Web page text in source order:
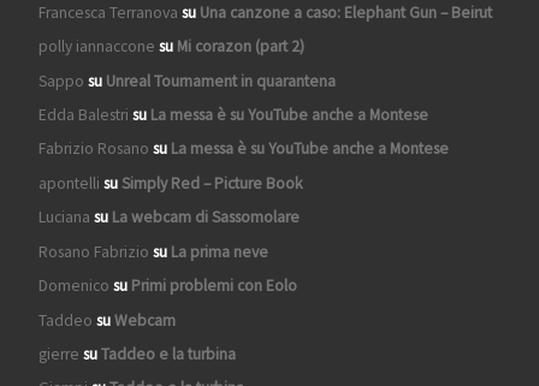
Francesca Terranova su Una canzone a caso: Elephant Gun – Beirut
polly iannaccone su Mi corazon (part 2)
Sappo su Unreal Tournament in quarantena
Edda Balestri su La messa è su YouTube anche a Montese
Fabrizio Rosano su La messa è su YouTube anche a Montese
apontelli suSimply Red – Picture Book
Luciana su La webcam di Sassomolare
Rosano Fabrizio su La prima neve
Domenico su Primi problemi con Eolo
Taddeo suWebcam
gierre suTaddeo e la turbina